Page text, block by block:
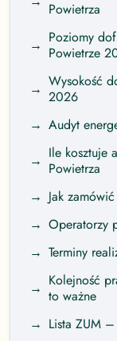
Powietrza
→ Poziomy
Powietrze
→ Wysokość
2026
→ Audyt
→ Ile kosztuje
Powietrza
→ Jak
→ Operatorzy
→ Terminy
→ Kolejność
to ważne
→ Lista ZUM